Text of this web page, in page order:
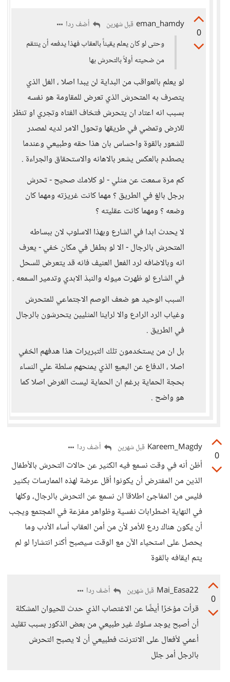
0
eman_hamdy قبل شهرين
أضف ردا
وحتى لو كان يعلم يقيناً بالعقاب فهذا يدفعه أن ينتقم
من ضحيته أولاً بالتحرش بها
لو يعلم بالعواقب من البداية لن يبدا اصلا ، الغل الذي
يتصرف به المتحرش الذي تعرض للمقاومة هو نفسه
بسبب انه اعتاد ان يتحرش فتخاف الفتاه وتجري او تنظر
للارض وتمضي في طريقها وتحول الامر لديه لمصدر
للشعور بالقوة واحساس بان هذا حقه وطبيعي وعندما
يصطدم بالعكس يشعر بالاهانه والاستحقاق والجراءة .
كم مرة سمعت عن مثلي - لو كلامك صحيح - تحرش
برجل بالغ في الطريق ؟ مهما كانت غريزته ومهما كان
وضعه ؟ ومهما كانت عقليته ؟
لا يحدث ابدا في الشارع وبهذا الاسلوب لان ببساطه
المتحرش بالرجال - الا لو بطفل في مكان خفي - يعرف
انه وبالاضافه لرد الفعل العنيف فانه قد يتعرض للسحل
في الشارع لو ظهرت ميوله والنبذ الابدي وتدمير السمعه .
السبب الوحيد هو ضعف الوصم الاجتماعي للمتحرش
وغياب الرد الرادع والا لراينا المثليين يتحرشون بالرجال
في الطريق .
بل ان من يستخدمون تلك التبريرات هذا هدفهم الخفي
اصلا ، الدفاع عن البعبع الذي يمنحهم سلطة علي النساء
بحجة الحماية برغم ان الحماية ليست الغرض اصلا كما
هو واضح .
0
Kareem_Magdy قبل شهرين أضف ردا
أظن أنه في وقت نسمع فيه الكثير عن حالات التحرش بالأطفال
الذين من المفترض أن يكونوا أقل عرضة لهذه الممارسات بكثير
فليس من المفاجئ اطلاقا ان نسمع عن التحرش بالرجال، وكلها
في النهاية اضطرابات نفسية وظواهر مفزعة في المجتمع ويجب
أن يكون هناك ردع للأمر لأن من أمن العقاب أساء الأدب وما
يحصل على استحياء الآن مع الوقت سيصبح أكثر انتشارا لو لم
يتم ايقافه بالقوة
0
Mai_Easa22 قبل شهرين أضف ردا
قرأت مؤخرًا أيضًا عن الاغتصاب الذي حدث للحيوان المشكلة
أن أصبح يوجد سلوك غير طبيعي من بعض الذكور بسبب تقليد
أعمي لأفعال على الانترنت فطبيعي أن لا يصبح التحرش
بالرجل أمر جلل